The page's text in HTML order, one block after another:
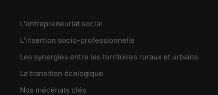
L'entrepreneuriat social
L'insertion socio-professionnelle
Les synergies entre les territoires ruraux et urbains
La transition écologique
Nos mécénats clés